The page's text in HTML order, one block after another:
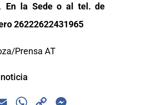
En la Sede o al tel. de
26222622431965
Prensa AT